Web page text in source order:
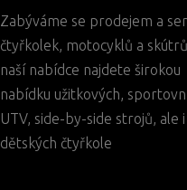
Zabýváme se prodejem a
čtyřkolek, motocyklů a
naší nabídce najdete širokou
nabídku užitkových,
UTV, side-by-side strojů, ale i
dětských čtyřkole